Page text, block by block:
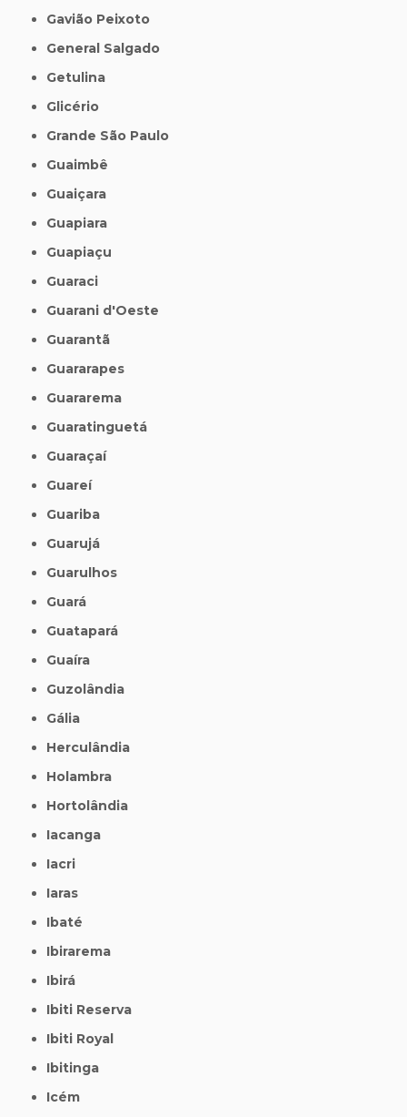
Gavião Peixoto
General Salgado
Getulina
Glicério
Grande São Paulo
Guaimbê
Guaiçara
Guapiara
Guapiaçu
Guaraci
Guarani d'Oeste
Guarantã
Guararapes
Guararema
Guaratinguetá
Guaraçaí
Guareí
Guariba
Guarujá
Guarulhos
Guará
Guatapará
Guaíra
Guzolândia
Gália
Herculândia
Holambra
Hortolândia
Iacanga
Iacri
Iaras
Ibaté
Ibirarema
Ibirá
Ibiti Reserva
Ibiti Royal
Ibitinga
Icém